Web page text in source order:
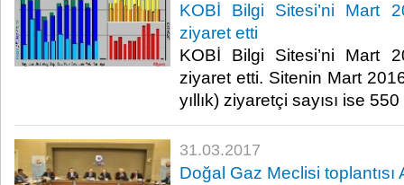
KOBİ Bilgi Sitesi’ni Mart
ziyaret etti
KOBİ Bilgi Sitesi’ni Mart
ziyaret etti. Sitenin Mart
yıllık) ziyaretçi sayısı ise
31.03.2017
Doğal Gaz Meclisi